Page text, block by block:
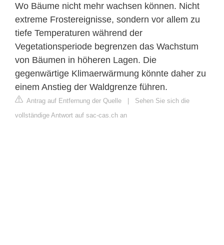
Wo Bäume nicht mehr wachsen können. Nicht
extreme Frostereignisse, sondern vor allem zu
tiefe Temperaturen während der
Vegetationsperiode begrenzen das Wachstum
von Bäumen in höheren Lagen. Die
gegenwärtige Klimaerwärmung könnte daher zu
einem Anstieg der Waldgrenze führen.
Antrag auf Entfernung der Quelle | Sehen Sie sich die
vollständige Antwort auf sac-cas.ch an